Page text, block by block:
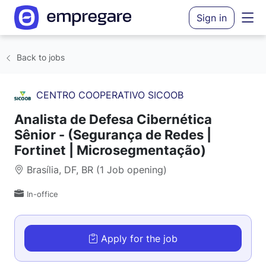
Sign in
Back to jobs
CENTRO COOPERATIVO SICOOB
Analista de Defesa Cibernética
Sênior - (Segurança de Redes |
Fortinet | Microsegmentação)
Brasília, DF, BR (1 Job opening)
In-office
Apply for the job